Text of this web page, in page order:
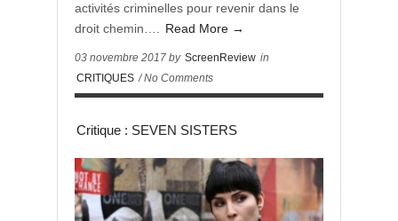
activités criminelles pour revenir dans le
droit chemin….
Read More →
03 novembre 2017 by ScreenReview in
CRITIQUES / No Comments
Critique : SEVEN SISTERS